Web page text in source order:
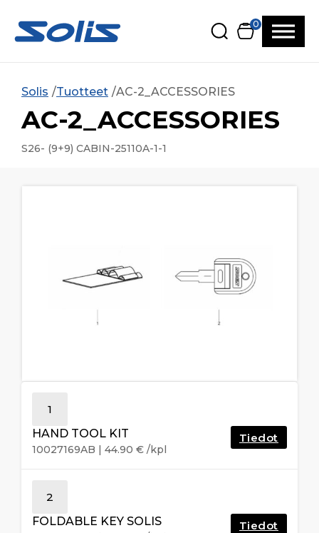
0
Solis Tuotteet AC-2_ACCESSORIES
AC-2_ACCESSORIES
S26- (9+9) CABIN-25110A-1-1
1
HAND TOOL KIT
10027169AB | 44.90 € /kpl
Tiedot
2
FOLDABLE KEY SOLIS
Tiedot